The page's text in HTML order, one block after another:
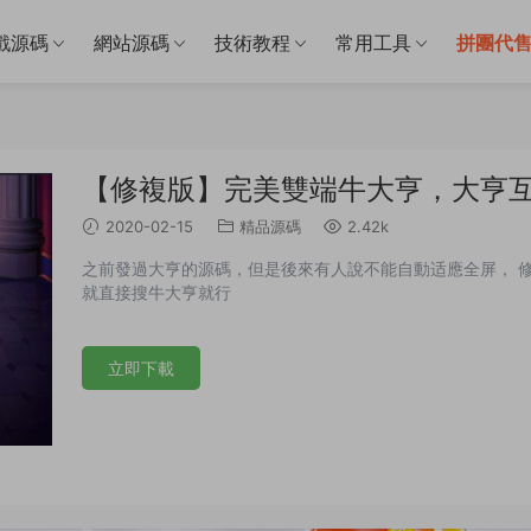
源碼 網站源碼 技術教程 常用工具 拼團代售
【修複版】完美雙端牛大亨，大亨
2020-02-15 精品源碼 2.42k
之前發過大亨的源碼，但是後來有人說不能自動适應全屏，
就直接搜牛大亨就行
立即下載